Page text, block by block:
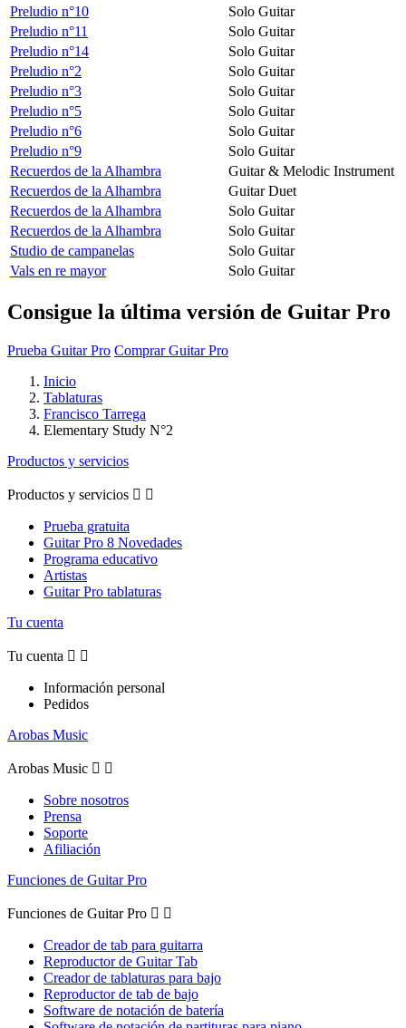
Preludio n°10
Solo Guitar
Preludio n°11
Solo Guitar
Preludio n°14
Solo Guitar
Preludio n°2
Solo Guitar
Preludio n°3
Solo Guitar
Preludio n°5
Solo Guitar
Preludio n°6
Solo Guitar
Preludio n°9
Solo Guitar
Recuerdos de la Alhambra
Guitar & Melodic Instrument
Recuerdos de la Alhambra
Guitar Duet
Recuerdos de la Alhambra
Solo Guitar
Recuerdos de la Alhambra
Solo Guitar
Studio de campanelas
Solo Guitar
Vals en re mayor
Solo Guitar
Consigue la última versión de Guitar Pro
Prueba Guitar Pro Comprar Guitar Pro
Inicio
Tablaturas
Francisco Tarrega
Elementary Study N°2
Productos y servicios
Productos y servicios  
Prueba gratuita
Guitar Pro 8 Novedades
Programa educativo
Artistas
Guitar Pro tablaturas
Tu cuenta
Tu cuenta  
Información personal
Pedidos
Arobas Music
Arobas Music  
Sobre nosotros
Prensa
Soporte
Afiliación
Funciones de Guitar Pro
Funciones de Guitar Pro  
Creador de tab para guitarra
Reproductor de Guitar Tab
Creador de tablaturas para bajo
Reproductor de tab de bajo
Software de notación de batería